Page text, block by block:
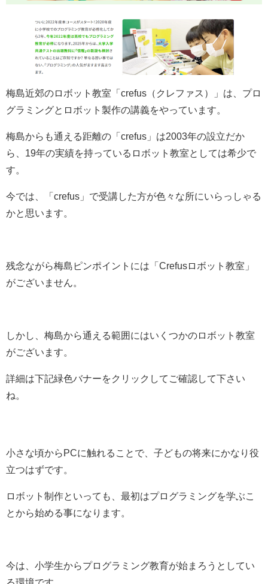
梅島近郊のロボット教室「crefus（クレファス）」は、プロ
グラミングとロボット製作の講義をやっています。
梅島からも通える距離の「crefus」は2003年の設立だか
ら、19年の実績を持っているロボット教室としては希少で
す。
今では、「crefus」で受講した方が色々な所にいらっしゃる
かと思います。
残念ながら梅島ピンポイントには「Crefusロボット教室」
がございません。
しかし、梅島から通える範囲にはいくつかのロボット教室
がございます。
詳細は下記緑色バナーをクリックしてご確認して下さい
ね。
小さな頃からPCに触れることで、子どもの将来にかなり役
立つはずです。
ロボット制作といっても、最初はプログラミングを学ぶこ
とから始める事になります。
今は、小学生からプログラミング教育が始まろうとしてい